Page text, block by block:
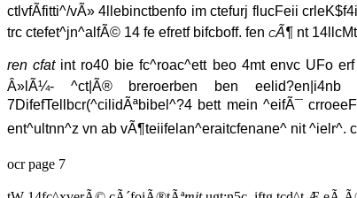
ctlvfÃfitti^/vÃ» 4llebinctbenfo im ctefurj flucFeii
trc ctefet^jn^alfÃ© 14 fe efretf bifcboff. fen cÃ¶ nt
ren cfatint ro40 bie fc^roac^ett beo 4mt envc UFo erf
Â»lÃ¼- ^ct|Ã® breroerben ben eelid?en|i4nb
7DifefTellbcr(^cilidÃªbibel^?4 bett mein ^eifÃ¯
ent^ultnn^z vn ab vÃ¶teiifelan^eraitcfenane^ nit ^ielr^.
ocr page 7